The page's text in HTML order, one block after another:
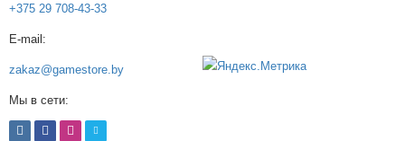
+375 29 708-43-33
E-mail:
zakaz@gamestore.by
Мы в сети: